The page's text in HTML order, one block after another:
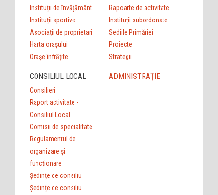
Instituții de învățământ
Instituții sportive
Asociații de proprietari
Harta orașului
Orașe înfrățite
Rapoarte de activitate
Instituții subordonate
Sediile Primăriei
Proiecte
Strategii
CONSILIUL LOCAL
Consilieri
Raport activitate -
Consiliul Local
Comisii de specialitate
Regulamentul de
organizare şi
funcţionare
Ședințe de consiliu
Ședințe de consiliu
ADMINISTRAȚIE